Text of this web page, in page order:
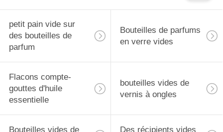
petit pain vide sur
des bouteilles de
parfum
Bouteilles de parfums
en verre vides
Flacons compte-
gouttes d'huile
essentielle
bouteilles vides de
vernis à ongles
Bouteilles vides de Des récipients vides